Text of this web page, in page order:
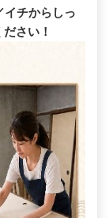
イチからしっ
さい！